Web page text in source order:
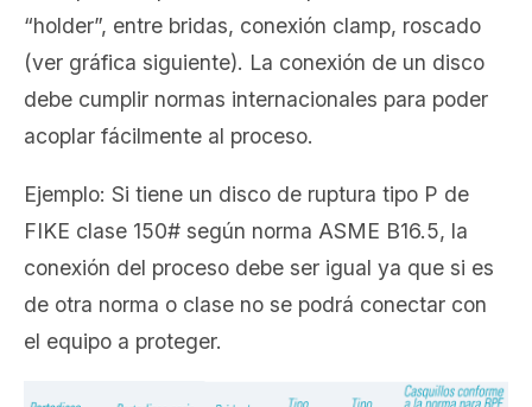
“holder”, entre bridas, conexión clamp, roscado
(ver gráfica siguiente). La conexión de un disco
debe cumplir normas internacionales para poder
acoplar fácilmente al proceso.
Ejemplo: Si tiene un disco de ruptura tipo P de
FIKE clase 150# según norma ASME B16.5, la
conexión del proceso debe ser igual ya que si es
de otra norma o clase no se podrá conectar con
el equipo a proteger.